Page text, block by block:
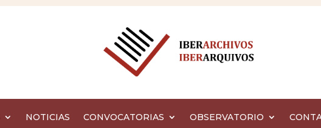
NOTICIAS CONVOCATORIAS OBSERVATORIO